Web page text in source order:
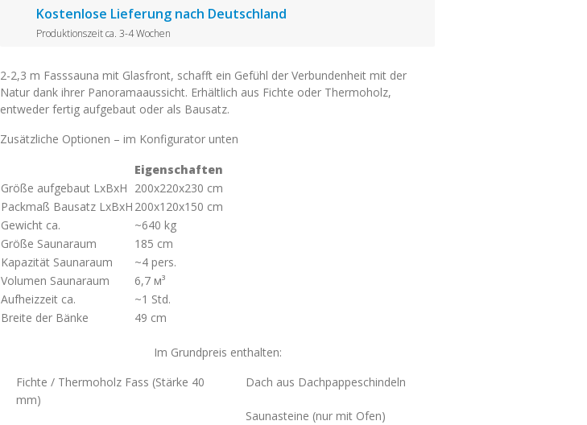
840 €
456 €.
Kostenlose Lieferung nach Deutschland
Produktionszeit ca. 3-4 Wochen
2-2,3 m Fasssauna mit Glasfront, schafft ein Gefühl der Verbundenheit mit der
Natur dank ihrer Panoramaaussicht. Erhältlich aus Fichte oder Thermoholz,
entweder fertig aufgebaut oder als Bausatz.
Zusätzliche Optionen – im Konfigurator unten
Eigenschaften
Größe aufgebaut LxBxH 200x220x230 cm
Packmaß Bausatz LxBxH 200х120х150 cm
Gewicht ca.
~640 kg
Größe Saunaraum
185 cm
Kapazität Saunaraum
~4 pers.
Volumen Saunaraum
6,7 м³
Aufheizzeit ca.
~1 Std.
Breite der Bänke
49 cm
Im Grundpreis enthalten:
Fichte / Thermoholz Fass (Stärke 40
mm)
Dach aus Dachpappeschindeln
Saunasteine (nur mit Ofen)